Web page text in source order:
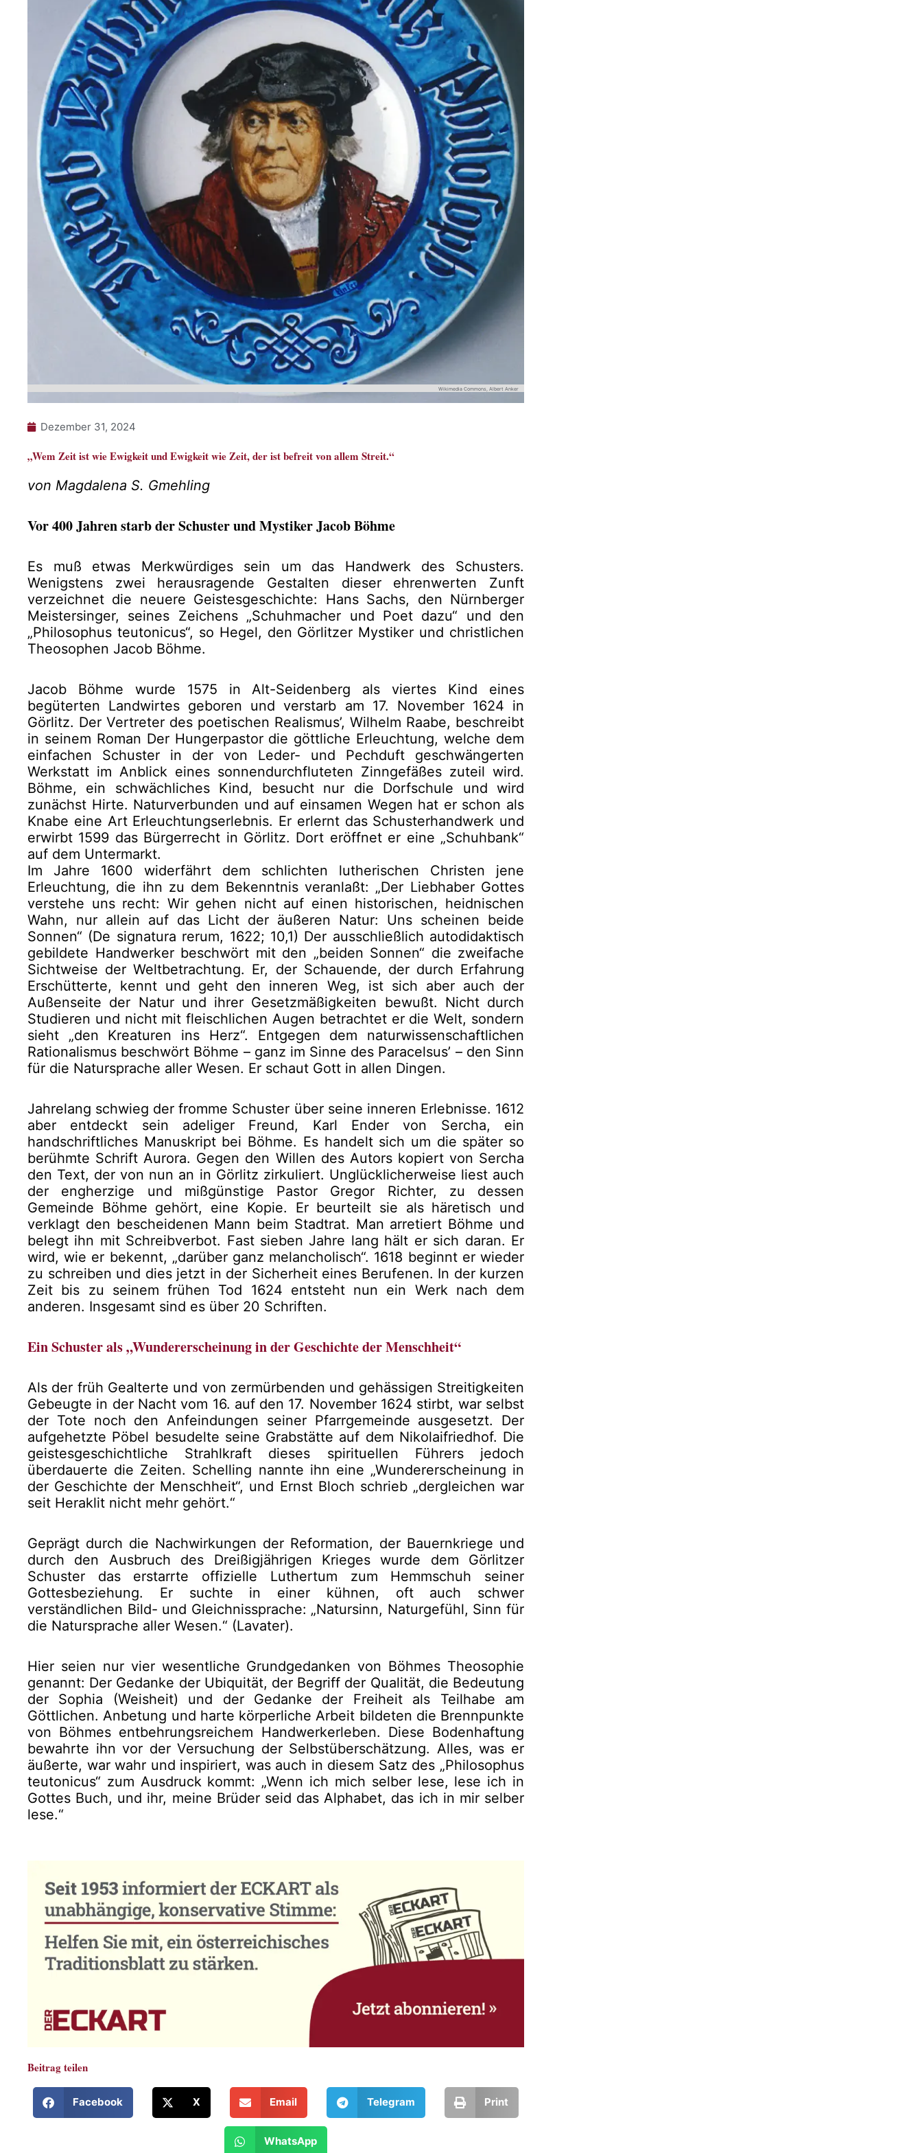
Wikimedia Commons, Albert Anker
Dezember 31, 2024
„Wem Zeit ist wie Ewigkeit und Ewigkeit wie Zeit, der ist befreit von allem Streit.“
von Magdalena S. Gmehling
Vor 400 Jahren starb der Schuster und Mystiker Jacob Böhme
Es muß etwas Merkwürdiges sein um das Handwerk des Schusters.
Wenigstens zwei herausragende Gestalten dieser ehrenwerten Zunft
verzeichnet die neuere Geistesgeschichte: Hans Sachs, den Nürnberger
Meistersinger, seines Zeichens „Schuhmacher und Poet dazu“ und den
„Philosophus teutonicus“, so Hegel, den Görlitzer Mystiker und christlichen
Theosophen Jacob Böhme.
Jacob Böhme wurde 1575 in Alt-Seidenberg als viertes Kind eines
begüterten Landwirtes geboren und verstarb am 17. November 1624 in
Görlitz. Der Vertreter des poetischen Realismus’, Wilhelm Raabe, beschreibt
in seinem Roman Der Hungerpastor die göttliche Erleuchtung, welche dem
einfachen Schuster in der von Leder- und Pechduft geschwängerten
Werkstatt im Anblick eines sonnendurchfluteten Zinngefäßes zuteil wird.
Böhme, ein schwächliches Kind, besucht nur die Dorfschule und wird
zunächst Hirte. Naturverbunden und auf einsamen Wegen hat er schon als
Knabe eine Art Erleuchtungserlebnis. Er erlernt das Schusterhandwerk und
erwirbt 1599 das Bürgerrecht in Görlitz. Dort eröffnet er eine „Schuhbank“
auf dem Untermarkt.
Im Jahre 1600 widerfährt dem schlichten lutherischen Christen jene
Erleuchtung, die ihn zu dem Bekenntnis veranlaßt: „Der Liebhaber Gottes
verstehe uns recht: Wir gehen nicht auf einen historischen, heidnischen
Wahn, nur allein auf das Licht der äußeren Natur: Uns scheinen beide
Sonnen“ (De signatura rerum, 1622; 10,1) Der ausschließlich autodidaktisch
gebildete Handwerker beschwört mit den „beiden Sonnen“ die zweifache
Sichtweise der Weltbetrachtung. Er, der Schauende, der durch Erfahrung
Erschütterte, kennt und geht den inneren Weg, ist sich aber auch der
Außenseite der Natur und ihrer Gesetzmäßigkeiten bewußt. Nicht durch
Studieren und nicht mit fleischlichen Augen betrachtet er die Welt, sondern
sieht „den Kreaturen ins Herz“. Entgegen dem naturwissenschaftlichen
Rationalismus beschwört Böhme – ganz im Sinne des Paracelsus’ – den Sinn
für die Natursprache aller Wesen. Er schaut Gott in allen Dingen.
Jahrelang schwieg der fromme Schuster über seine inneren Erlebnisse. 1612
aber entdeckt sein adeliger Freund, Karl Ender von Sercha, ein
handschriftliches Manuskript bei Böhme. Es handelt sich um die später so
berühmte Schrift Aurora. Gegen den Willen des Autors kopiert von Sercha
den Text, der von nun an in Görlitz zirkuliert. Unglücklicherweise liest auch
der engherzige und mißgünstige Pastor Gregor Richter, zu dessen
Gemeinde Böhme gehört, eine Kopie. Er beurteilt sie als häretisch und
verklagt den bescheidenen Mann beim Stadtrat. Man arretiert Böhme und
belegt ihn mit Schreibverbot. Fast sieben Jahre lang hält er sich daran. Er
wird, wie er bekennt, „darüber ganz melancholisch“. 1618 beginnt er wieder
zu schreiben und dies jetzt in der Sicherheit eines Berufenen. In der kurzen
Zeit bis zu seinem frühen Tod 1624 entsteht nun ein Werk nach dem
anderen. Insgesamt sind es über 20 Schriften.
Ein Schuster als „Wundererscheinung in der Geschichte der Menschheit“
Als der früh Gealterte und von zermürbenden und gehässigen Streitigkeiten
Gebeugte in der Nacht vom 16. auf den 17. November 1624 stirbt, war selbst
der Tote noch den Anfeindungen seiner Pfarrgemeinde ausgesetzt. Der
aufgehetzte Pöbel besudelte seine Grabstätte auf dem Nikolaifriedhof. Die
geistesgeschichtliche Strahlkraft dieses spirituellen Führers jedoch
überdauerte die Zeiten. Schelling nannte ihn eine „Wundererscheinung in
der Geschichte der Menschheit“, und Ernst Bloch schrieb „dergleichen war
seit Heraklit nicht mehr gehört.“
Geprägt durch die Nachwirkungen der Reformation, der Bauernkriege und
durch den Ausbruch des Dreißigjährigen Krieges wurde dem Görlitzer
Schuster das erstarrte offizielle Luthertum zum Hemmschuh seiner
Gottesbeziehung. Er suchte in einer kühnen, oft auch schwer
verständlichen Bild- und Gleichnissprache: „Natursinn, Naturgefühl, Sinn für
die Natursprache aller Wesen.“ (Lavater).
Hier seien nur vier wesentliche Grundgedanken von Böhmes Theosophie
genannt: Der Gedanke der Ubiquität, der Begriff der Qualität, die Bedeutung
der Sophia (Weisheit) und der Gedanke der Freiheit als Teilhabe am
Göttlichen. Anbetung und harte körperliche Arbeit bildeten die Brennpunkte
von Böhmes entbehrungsreichem Handwerkerleben. Diese Bodenhaftung
bewahrte ihn vor der Versuchung der Selbstüberschätzung. Alles, was er
äußerte, war wahr und inspiriert, was auch in diesem Satz des „Philosophus
teutonicus“ zum Ausdruck kommt: „Wenn ich mich selber lese, lese ich in
Gottes Buch, und ihr, meine Brüder seid das Alphabet, das ich in mir selber
lese.“
Beitrag teilen
Facebook X Email Telegram Print
WhatsApp